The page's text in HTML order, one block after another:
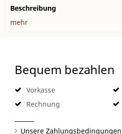
Beschreibung
mehr
Bequem bezahlen
Vorkasse
Rechnung
Unsere Zahlungsbedingungen